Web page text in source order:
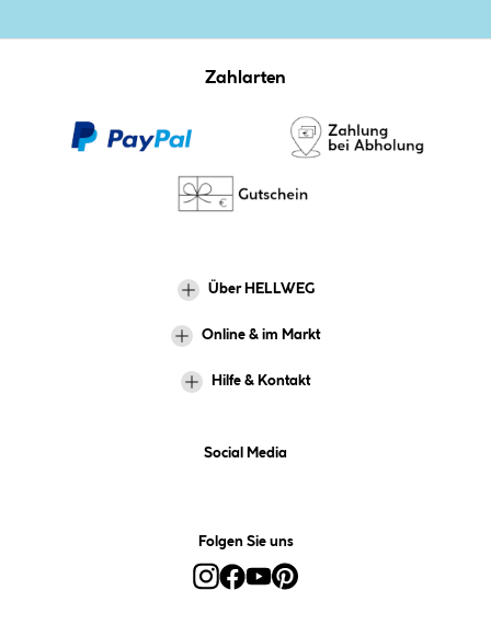
Zahlarten
Über HELLWEG
Online & im Markt
Hilfe & Kontakt
Social Media
Folgen Sie uns